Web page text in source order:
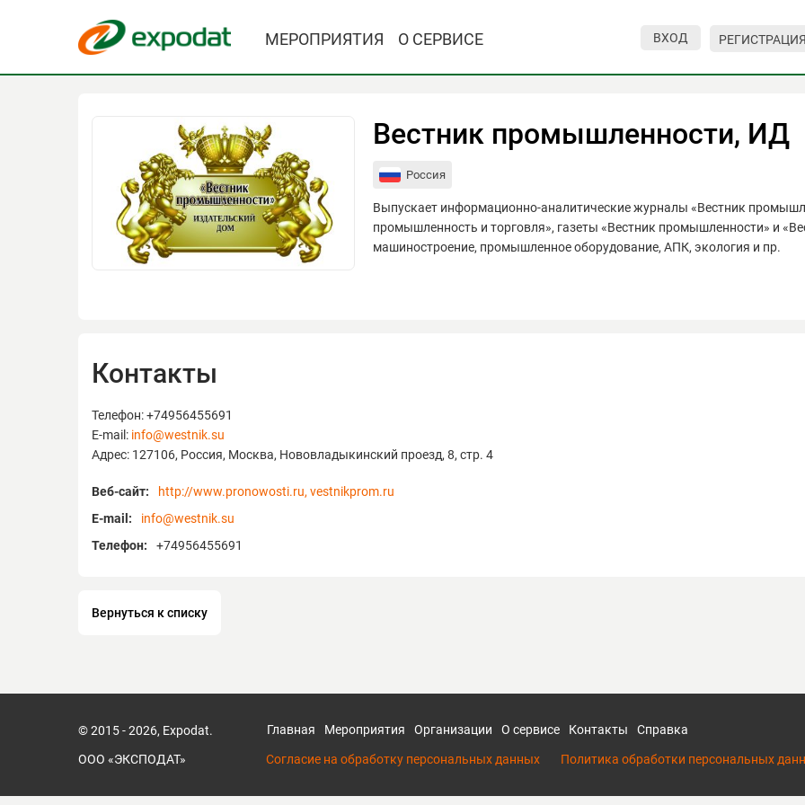
МЕРОПРИЯТИЯ О СЕРВИСЕ ВХОД
Вестник промышленности, ИД
Россия
Выпускает информационно-аналитические журналы «Вестник
промышленность и торговля», газеты «Вестник промышленности» и
машиностроение, промышленное оборудование, АПК, экология и пр.
Контакты
Телефон: +74956455691
E-mail: info@westnik.su
Адрес: 127106, Россия, Москва, Нововладыкинский проезд, 8, стр. 4
Веб-сайт:
http://www.pronowosti.ru, vestnikprom.ru
E-mail:
info@westnik.su
Телефон:
+74956455691
Вернуться к списку
© 2015 - 2026, Expodat.
ООО «ЭКСПОДАТ»
Главная Мероприятия Организации О сервисе Контакты Справка
Согласие на обработку персональных данных Политика обработки персональных